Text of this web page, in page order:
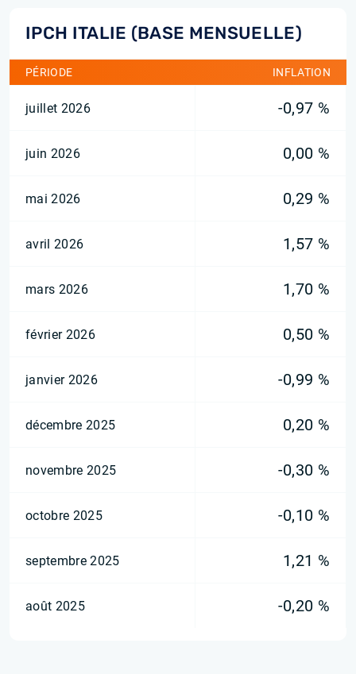
IPCH ITALIE (BASE MENSUELLE)
PÉRIODE INFLATION
juillet 2026 -0,97 %
juin 2026 0,00 %
mai 2026 0,29 %
avril 2026 1,57 %
mars 2026 1,70 %
février 2026 0,50 %
janvier 2026 -0,99 %
décembre 2025 0,20 %
novembre 2025 -0,30 %
octobre 2025 -0,10 %
septembre 2025 1,21 %
août 2025 -0,20 %